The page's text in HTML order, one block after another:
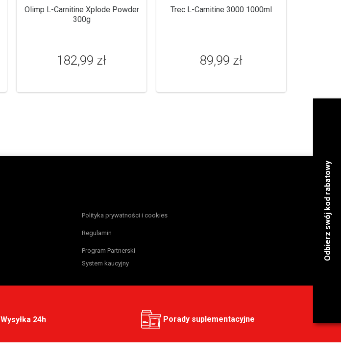
Olimp L-Carnitine Xplode Powder
300g
182,99 zł
Trec L-Carnitine 3000 1000ml
89,99 zł
Polityka prywatności i cookies
Regulamin
Program Partnerski
System kaucyjny
Wysyłka 24h Porady suplementacyjne